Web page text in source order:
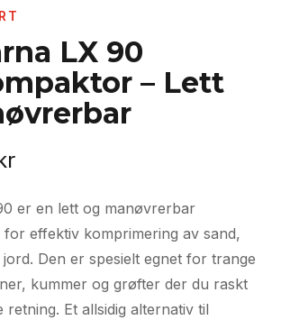
LX 90
– Lett
er en lett og manøvrerbar
effektiv komprimering av sand,
Den er spesielt egnet for trange
kummer og grøfter der du raskt
retning. Et allsidig alternativ til